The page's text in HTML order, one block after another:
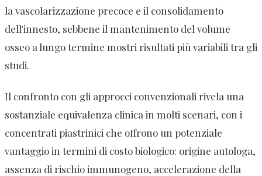
la vascolarizzazione precoce e il consolidamento
dell'innesto, sebbene il mantenimento del volume
osseo a lungo termine mostri risultati più variabili tra gli
studi.
Il confronto con gli approcci convenzionali rivela una
sostanziale equivalenza clinica in molti scenari, con i
concentrati piastrinici che offrono un potenziale
vantaggio in termini di costo biologico: origine autologa,
assenza di rischio immunogeno, accelerazione della